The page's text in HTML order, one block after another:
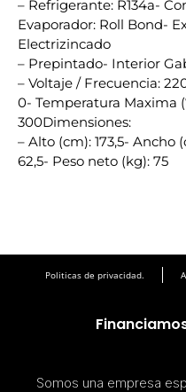
– Refrigerante: R134a-
Evaporador: Roll Bond-
Electrizincado
– Prepintado- Interior
– Voltaje / Frecuencia:
0- Temperatura Maxima
300Dimensiones:
– Alto (cm): 173,5-
62,5- Peso neto (kg): 75
Politicas de privacidad.
Somos una empresa